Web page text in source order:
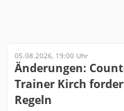
05.08.2026, 19:00 Uhr
Änderungen:
Trainer Kirch
Regeln